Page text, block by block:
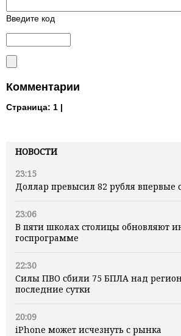
НОВОСТИ
23:15
Доллар превысил 82 рубля впервые
23:06
В пяти школах столицы обновляют
госпрограмме
22:30
Силы ПВО сбили 75 БПЛА над
последние сутки
20:09
iPhone может исчезнуть с рынка
Введите код
Комментарии
Страница: 1 |